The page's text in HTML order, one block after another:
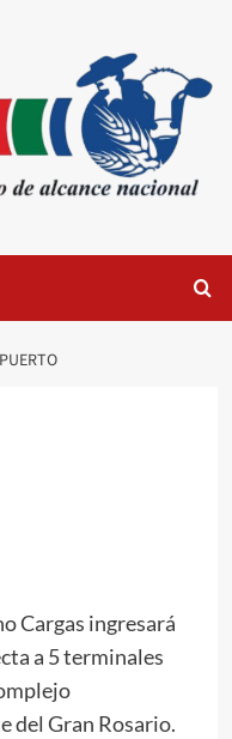
Cargas ingresará
a 5 terminales
del Gran Rosario.